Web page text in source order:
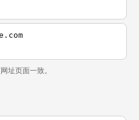
址页面一致。